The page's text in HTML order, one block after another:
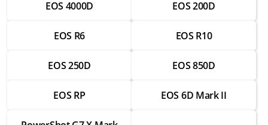
от 2 000 ₽
Настройка и выравнивание объектива
от 2 000 ₽
Замена Wi-Fi модуля
EOS 4000D EOS 200D
EOS R6 EOS R10
EOS 250D EOS 850D
EOS RP EOS 6D Mark II